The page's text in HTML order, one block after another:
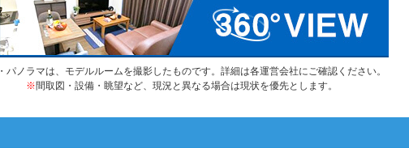
パノラマは、モデルルームを撮影したものです。詳細は各運営会社にご確認ください。
※間取図・設備・眺望など、現況と異なる場合は現状を優先とします。